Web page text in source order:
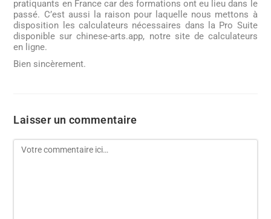
pratiquants en France car des formations ont eu lieu dans le
passé. C’est aussi la raison pour laquelle nous mettons à
disposition les calculateurs nécessaires dans la Pro Suite
disponible sur chinese-arts.app, notre site de calculateurs
en ligne.
Bien sincèrement.
Laisser un commentaire